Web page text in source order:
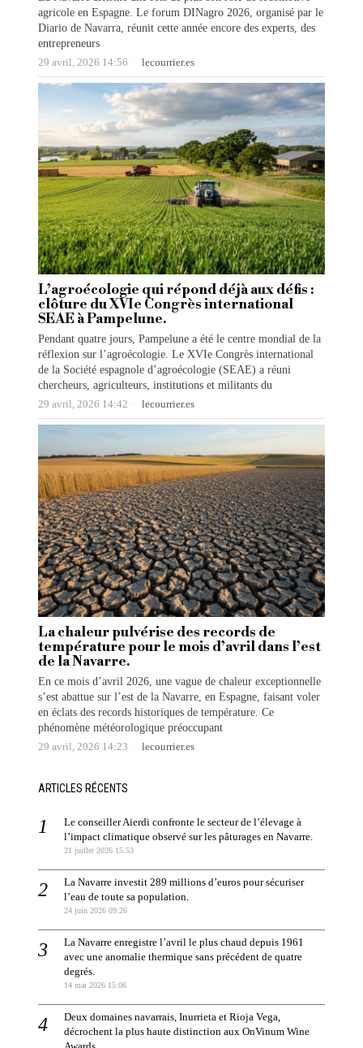
agricole en Espagne. Le forum DINagro 2026, organisé par le
Diario de Navarra, réunit cette année encore des experts, des
entrepreneurs
29 avril, 2026 14:56 lecourrier.es
L’agroécologie qui répond déjà aux défis :
clôture du XVIe Congrès international
SEAE à Pampelune.
Pendant quatre jours, Pampelune a été le centre mondial de la
réflexion sur l’agroécologie. Le XVIe Congrès international
de la Société espagnole d’agroécologie (SEAE) a réuni
chercheurs, agriculteurs, institutions et militants du
29 avril, 2026 14:42 lecourrier.es
La chaleur pulvérise des records de
température pour le mois d’avril dans l’est
de la Navarre.
En ce mois d’avril 2026, une vague de chaleur exceptionnelle
s’est abattue sur l’est de la Navarre, en Espagne, faisant voler
en éclats des records historiques de température. Ce
phénomène météorologique préoccupant
29 avril, 2026 14:23 lecourrier.es
ARTICLES RÉCENTS
Le conseiller Aierdi confronte le secteur de l’élevage à
l’impact climatique observé sur les pâturages en Navarre.
21 juillet 2026 15:53
La Navarre investit 289 millions d’euros pour sécuriser
l’eau de toute sa population.
24 juin 2026 09:26
La Navarre enregistre l’avril le plus chaud depuis 1961
avec une anomalie thermique sans précédent de quatre
degrés.
14 mai 2026 15:06
Deux domaines navarrais, Inurrieta et Rioja Vega,
décrochent la plus haute distinction aux OnVinum Wine